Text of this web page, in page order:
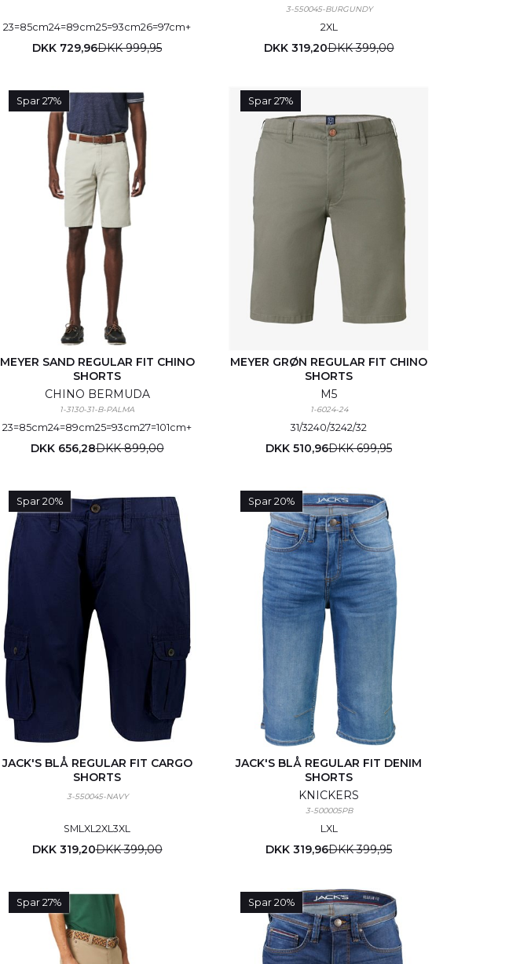
23=85cm24=89cm25=93cm26=97cm+
DKK 729,96DKK 999,95
3-550045-BURGUNDY
2XL
DKK 319,20DKK 399,00
Spar 27%
MEYER SAND REGULAR FIT CHINO
SHORTS
CHINO BERMUDA
1-3130-31-B-PALMA
23=85cm24=89cm25=93cm27=101cm+
DKK 656,28DKK 899,00
Spar 27%
MEYER GRØN REGULAR FIT CHINO
SHORTS
M5
1-6024-24
31/3240/3242/32
DKK 510,96DKK 699,95
Spar 20%
JACK'S BLÅ REGULAR FIT CARGO
SHORTS
3-550045-NAVY
SMLXL2XL3XL
DKK 319,20DKK 399,00
Spar 20%
JACK'S BLÅ REGULAR FIT DENIM
SHORTS
KNICKERS
3-500005PB
LXL
DKK 319,96DKK 399,95
Spar 27% Spar 20%